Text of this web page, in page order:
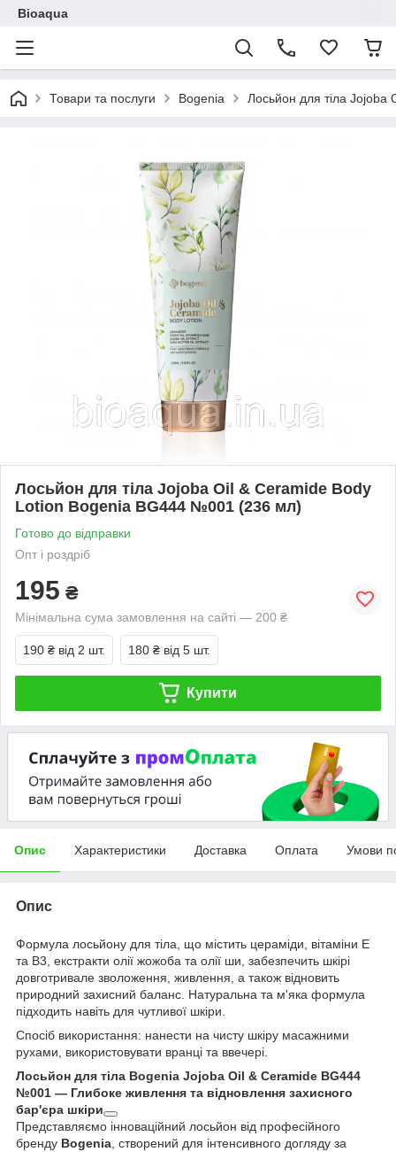
Bioaqua
Товари та послуги Bogenia Лосьйон для тіла
Лосьйон для тіла Jojoba Oil & Ceramide Body
Lotion Bogenia BG444 №001 (236 мл)
Готово до відправки
Опт і роздріб
195 ₴
Мінімальна сума замовлення на сайті — 200 ₴
190 ₴ від 2 шт. 180 ₴ від 5 шт.
Купити
Опис Характеристики Доставка Оплата Умови
Опис
Формула лосьйону для тіла, що містить цераміди, вітаміни Е
та B3, екстракти олії жожоба та олії ши, забезпечить шкірі
довготривале зволоження, живлення, а також відновить
природний захисний баланс. Натуральна та м'яка формула
підходить навіть для чутливої шкіри.
Спосіб використання: нанести на чисту шкіру масажними
рухами, використовувати вранці та ввечері.
Лосьйон для тіла Bogenia Jojoba Oil & Ceramide BG444
№001 — Глибоке живлення та відновлення захисного
бар'єра шкіри
Представляємо інноваційний лосьйон від професійного
бренду Bogenia, створений для інтенсивного догляду за